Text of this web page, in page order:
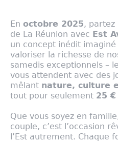
En octobre 2025, partez
de La Réunion avec Est
un concept inédit imaginé
valoriser la richesse de
samedis exceptionnels –
vous attendent avec des
mêlant nature, culture
tout pour seulement 25
Que vous soyez en
couple, c’est l’occasion
l’Est autrement. Chaque